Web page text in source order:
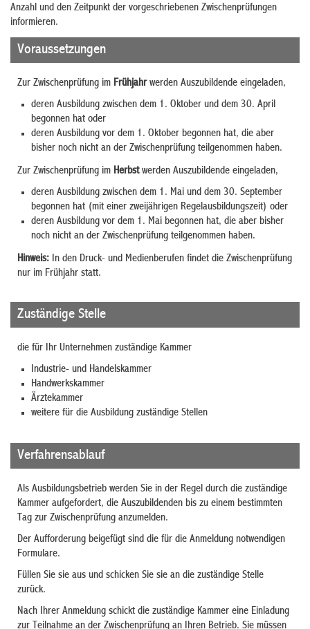
Anzahl und den Zeitpunkt der vorgeschriebenen Zwischenprüfungen
informieren.
Voraussetzungen
Zur Zwischenprüfung im Frühjahrwerden Auszubildende eingeladen,
deren Ausbildung zwischen dem 1. Oktober und dem 30. April
begonnen hat oder
deren Ausbildung vor dem 1. Oktober begonnen hat, die aber
bisher noch nicht an der Zwischenprüfung teilgenommen haben.
Zur Zwischenprüfung im Herbstwerden Auszubildende eingeladen,
deren Ausbildung zwischen dem 1. Mai und dem 30. September
begonnen hat (mit einer zweijährigen Regelausbildungszeit) oder
deren Ausbildung vor dem 1. Mai begonnen hat, die aber bisher
noch nicht an der Zwischenprüfung teilgenommen haben.
Hinweis: In den Druck- und Medienberufen findet die Zwischenprüfung
nur im Frühjahr statt.
Zuständige Stelle
die für Ihr Unternehmen zuständige Kammer
Industrie- und Handelskammer
Handwerkskammer
Ärztekammer
weitere für die Ausbildung zuständige Stellen
Verfahrensablauf
Als Ausbildungsbetrieb werden Sie in der Regel durch die zuständige
Kammer aufgefordert, die Auszubildenden bis zu einem bestimmten
Tag zur Zwischenprüfung anzumelden.
Der Aufforderung beigefügt sind die für die Anmeldung notwendigen
Formulare.
Füllen Sie sie aus und schicken Sie sie an die zuständige Stelle
zurück.
Nach Ihrer Anmeldung schickt die zuständige Kammer eine Einladung
zur Teilnahme an der Zwischenprüfung an Ihren Betrieb. Sie müssen